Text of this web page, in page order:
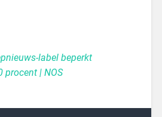
label beperkt
procent | NOS